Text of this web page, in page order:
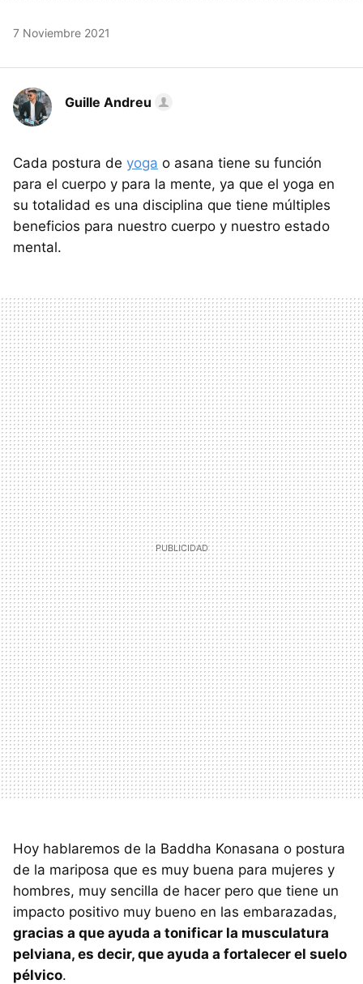
7 Noviembre 2021
Guille Andreu
Cada postura de yoga o asana tiene su función
para el cuerpo y para la mente, ya que el yoga en
su totalidad es una disciplina que tiene múltiples
beneficios para nuestro cuerpo y nuestro estado
mental.
Hoy hablaremos de la Baddha Konasana o postura
de la mariposa que es muy buena para mujeres y
hombres, muy sencilla de hacer pero que tiene un
impacto positivo muy bueno en las embarazadas,
gracias a que ayuda a tonificar la musculatura
pelviana, es decir, que ayuda a fortalecer el suelo
pélvico.